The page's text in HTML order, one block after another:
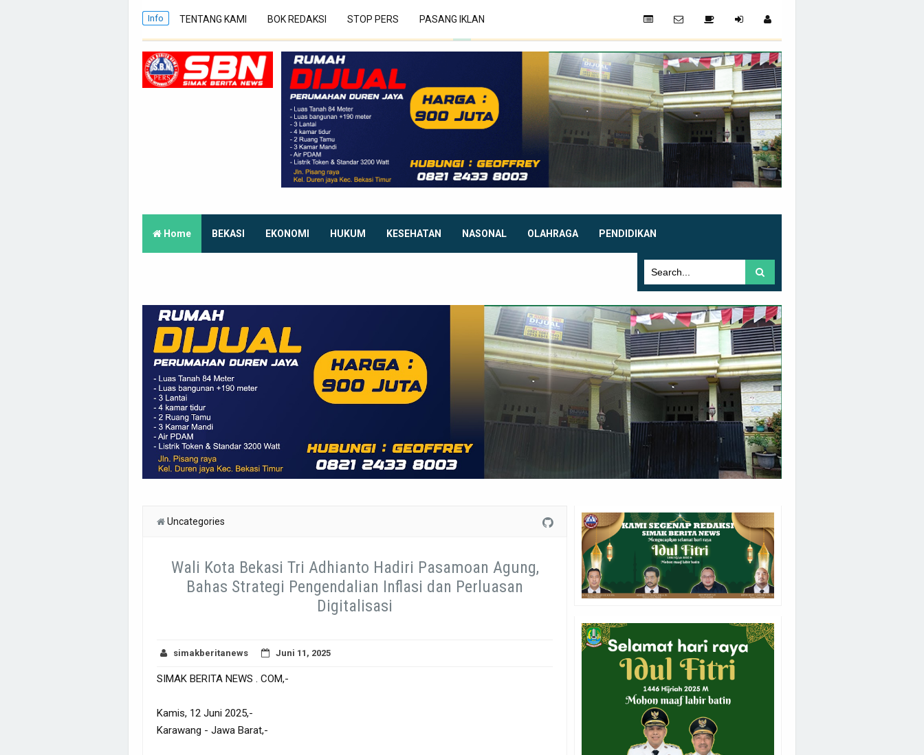
Info TENTANG KAMI BOK REDAKSI STOP PERS PASANG IKLAN
Home BEKASI EKONOMI HUKUM KESEHATAN NASONAL OLAHRAGA PENDIDIKAN
Uncategories
Wali Kota Bekasi Tri Adhianto Hadiri Pasamoan Agung,
Bahas Strategi Pengendalian Inflasi dan Perluasan
Digitalisasi
simakberitanews Juni 11, 2025
SIMAK BERITA NEWS . COM,-
Kamis, 12 Juni 2025,-
Karawang - Jawa Barat,-